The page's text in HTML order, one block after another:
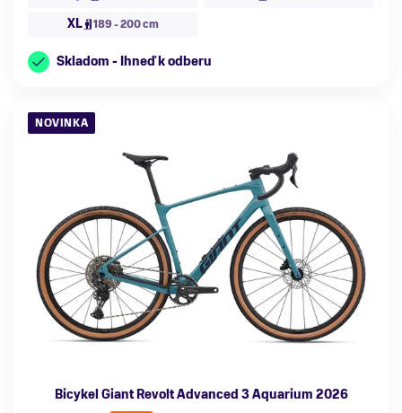
XL 189 - 200 cm
Skladom - Ihneď k odberu
NOVINKA
Bicykel Giant Revolt Advanced 3 Aquarium 2026